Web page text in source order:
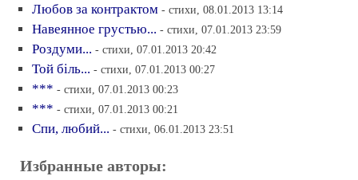
Любов за контрактом - стихи, 08.01.2013 13:14
Навеянное грустью... - стихи, 07.01.2013 23:59
Роздуми... - стихи, 07.01.2013 20:42
Той бiль... - стихи, 07.01.2013 00:27
*** - стихи, 07.01.2013 00:23
*** - стихи, 07.01.2013 00:21
Спи, любий... - стихи, 06.01.2013 23:51
Избранные авторы: